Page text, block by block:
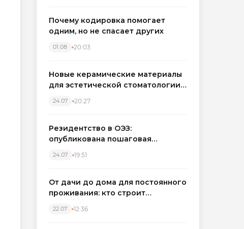
Почему кодировка помогает
одним, но не спасает других
01.08 20:03
Новые керамические материалы
для эстетической стоматологии
24.07 20:27
Резидентство в ОЭЗ:
опубликована пошаговая
налоговых льгот для инвесторов
24.07 19:51
От дачи до дома для постоянного
проживания: кто строит
Западном регионе
22.07 12:36